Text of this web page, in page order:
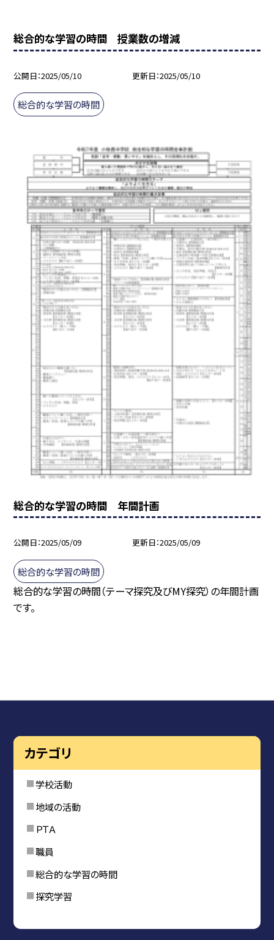
総合的な学習の時間 授業数の増減
公開日 2025/05/10 更新日 2025/05/10
総合的な学習の時間
総合的な学習の時間 年間計画
公開日 2025/05/09 更新日 2025/05/09
総合的な学習の時間
総合的な学習の時間（テーマ探究及びMY探究）の年間計画
です。
カテゴリ
学校活動
地域の活動
ＰＴＡ
職員
総合的な学習の時間
探究学習